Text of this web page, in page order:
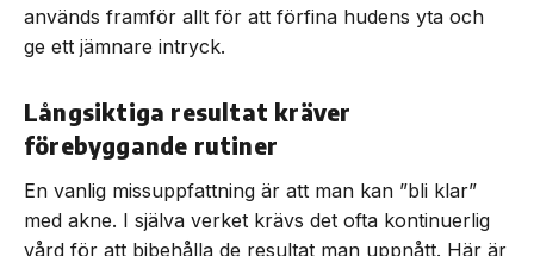
används framför allt för att förfina hudens yta och
ge ett jämnare intryck.
Långsiktiga resultat kräver
förebyggande rutiner
En vanlig missuppfattning är att man kan ”bli klar”
med akne. I själva verket krävs det ofta kontinuerlig
vård för att bibehålla de resultat man uppnått. Här är